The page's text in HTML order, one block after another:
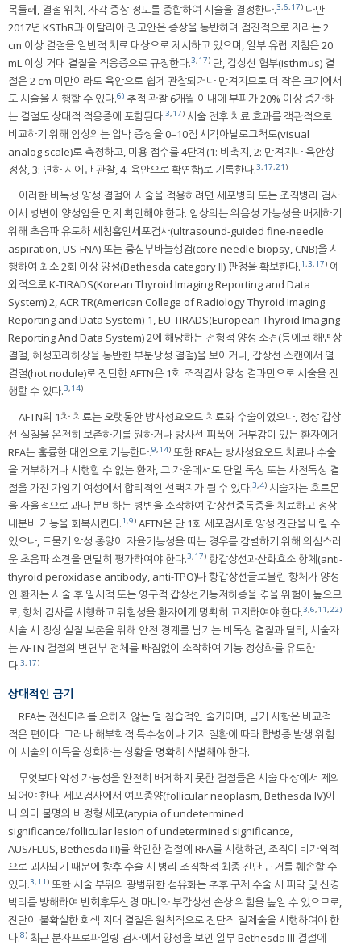
목둘레, 결절 위치, 자각 증상 정도를 종합하여 시술을 결정한다.3,6,17) 다만
2017년 KSThR과 이탈리아 권고안은 증상을 동반하며 점진적으로 자라는 2
cm 이상 결절을 일반적 치료 대상으로 제시하고 있으며, 일부 유럽 지침은 20
mL 이상 거대 결절을 적응증으로 규정한다.3,17) 단, 갑상선 협부(isthmus) 결
절은 2 cm 미만이라도 육안으로 쉽게 관찰되거나 만져지므로 더 작은 크기에서
도 시술을 시행할 수 있다.6) 추적 관찰 6개월 이내에 부피가 20% 이상 증가하
는 결절도 상대적 적응증에 포함된다.3,17) 시술 전후 치료 효과를 객관적으로
비교하기 위해 임상의는 압박 증상을 0–10점 시각아날로그척도(visual
analog scale)로 측정하고, 미용 점수를 4단계(1: 비촉지, 2: 만져지나 육안상
정상, 3: 연하 시에만 관찰, 4: 육안으로 확연함)로 기록한다.3,17,21 )
이러한 비독성 양성 결절에 시술을 적용하려면 세포병리 또는 조직병리 검사
에서 병변이 양성임을 먼저 확인해야 한다. 임상의는 위음성 가능성을 배제하기
위해 초음파 유도하 세침흡인세포검사(ultrasound-guided fine-needle
aspiration, US-FNA) 또는 중심부바늘생검(core needle biopsy, CNB)을 시
행하여 최소 2회 이상 양성(Bethesda category II) 판정을 확보한다.1,3,17) 예
외적으로 K-TIRADS(Korean Thyroid Imaging Reporting and Data
System) 2, ACR TR(American College of Radiology Thyroid Imaging
Reporting and Data System)-1, EU-TIRADS(European Thyroid Imaging
Reporting And Data System) 2에 해당하는 전형적 양성 소견(등에코 해면상
결절, 혜성꼬리허상을 동반한 부분낭성 결절)을 보이거나, 갑상선 스캔에서 열
결절(hot nodule)로 진단한 AFTN은 1회 조직검사 양성 결과만으로 시술을 진
행할 수 있다.3,14)
AFTN의 1차 치료는 오랫동안 방사성요오드 치료와 수술이었으나, 정상 갑상
선 실질을 온전히 보존하기를 원하거나 방사선 피폭에 거부감이 있는 환자에게
RFA는 훌륭한 대안으로 기능한다.9,14) 또한 RFA는 방사성요오드 치료나 수술
을 거부하거나 시행할 수 없는 환자, 그 가운데서도 단일 독성 또는 사전독성 결
절을 가진 가임기 여성에서 합리적인 선택지가 될 수 있다.3,4) 시술자는 호르몬
을 자율적으로 과다 분비하는 병변을 소작하여 갑상선중독증을 치료하고 정상
내분비 기능을 회복시킨다.1,9) AFTN은 단 1회 세포검사로 양성 진단을 내릴 수
있으나, 드물게 악성 종양이 자율기능성을 띠는 경우를 감별하기 위해 의심스러
운 초음파 소견을 면밀히 평가하여야 한다.3,17) 항갑상선과산화효소 항체(anti-
thyroid peroxidase antibody, anti-TPO)나 항갑상선글로불린 항체가 양성
인 환자는 시술 후 일시적 또는 영구적 갑상선기능저하증을 겪을 위험이 높으므
로, 항체 검사를 시행하고 위험성을 환자에게 명확히 고지하여야 한다.3,6,11,22)
시술 시 정상 실질 보존을 위해 안전 경계를 남기는 비독성 결절과 달리, 시술자
는 AFTN 결절의 변연부 전체를 빠짐없이 소작하여 기능 정상화를 유도한
다.3,17)
상대적인 금기
RFA는 전신마취를 요하지 않는 덜 침습적인 술기이며, 금기 사항은 비교적
적은 편이다. 그러나 해부학적 특수성이나 기저 질환에 따라 합병증 발생 위험
이 시술의 이득을 상회하는 상황을 명확히 식별해야 한다.
무엇보다 악성 가능성을 완전히 배제하지 못한 결절들은 시술 대상에서 제외
되어야 한다. 세포검사에서 여포종양(follicular neoplasm, Bethesda IV)이
나 의미 불명의 비정형 세포(atypia of undetermined
significance/follicular lesion of undetermined significance,
AUS/FLUS, Bethesda III)를 확인한 결절에 RFA를 시행하면, 조직이 비가역적
으로 괴사되기 때문에 향후 수술 시 병리 조직학적 최종 진단 근거를 훼손할 수
있다.3,11 ) 또한 시술 부위의 광범위한 섬유화는 추후 구제 수술 시 피막 및 신경
박리를 방해하여 반회후두신경 마비와 부갑상선 손상 위험을 높일 수 있으므로,
진단이 불확실한 회색 지대 결절은 원칙적으로 진단적 절제술을 시행하여야 한
다.8) 최근 분자프로파일링 검사에서 양성을 보인 일부 Bethesda III 결절에